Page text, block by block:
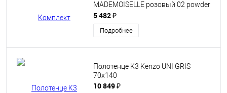
MADEMOISELLE розовый 02 powder
pink
5 482 ₽
Подробнее
Полотенце K3 Kenzo UNI GRIS
70x140
10 849 ₽